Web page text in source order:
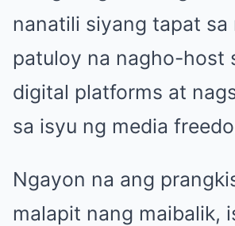
nanatili siyang tapat sa
patuloy na nagho-host
digital platforms at
sa isyu ng media
Ngayon na ang
malapit nang maibalik,